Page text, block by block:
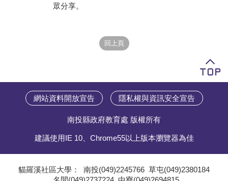
眾分享。
網站資料開放宣告 隱私權與資訊安全宣告
南投縣政府教育處 版權所有
建議使用IE 10、Chrome55以上版本瀏覽器為佳
貓羅溪社區大學： 南投(049)2245766 草屯(049)2380184